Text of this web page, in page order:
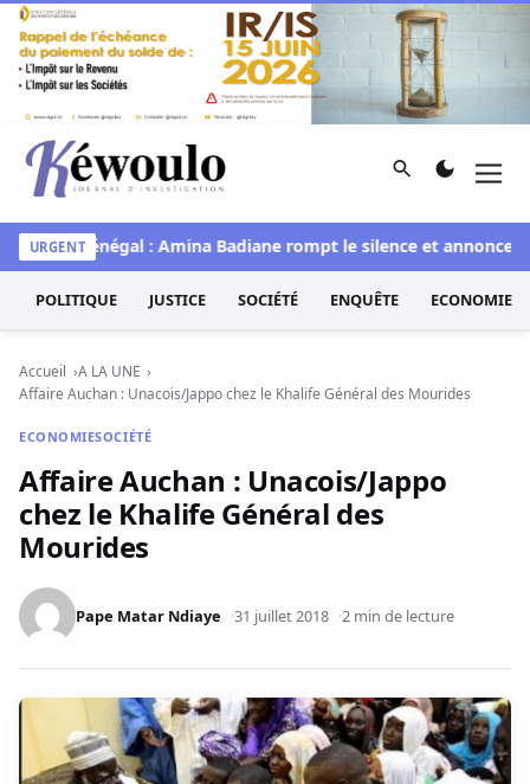
Aller au contenu
Kéwoulo, le premier site d'information et d'investigation
Rechercher
URGENT
Miss Sénégal : Amina Badiane rompt le silence et annonce
POLITIQUE JUSTICE SOCIÉTÉ ENQUÊTE ECONOMIE
Accueil
A LA UNE
Affaire Auchan : Unacois/Jappo chez le Khalife Général des Mourides
ECONOMIESOCIÉTÉ
Affaire Auchan : Unacois/Jappo
chez le Khalife Général des
Mourides
Pape Matar Ndiaye 31 juillet 2018 2 min de lecture